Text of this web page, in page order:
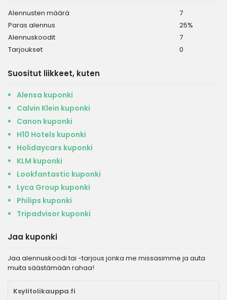
Alennusten määrä
7
Paras alennus
25%
Alennuskoodit
7
Tarjoukset
0
Suositut liikkeet, kuten
Alensa kuponki
Calvin Klein kuponki
Canon kuponki
H10 Hotels kuponki
Holidaycars kuponki
KLM kuponki
Lookfantastic kuponki
Lyca Group kuponki
Philips kuponki
Tripadvisor kuponki
Jaa kuponki
Jaa alennuskoodi tai -tarjous jonka me missasimme ja auta
muita säästämään rahaa!